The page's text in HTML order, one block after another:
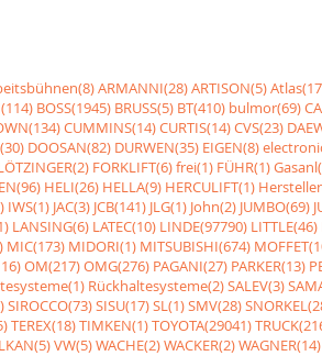
ARMANNI(28)ARTISON(5)
BOSS(1945) BRUSS(5) BT(410) bulmor(69)
CUMMINS(14)CURTIS(14)CVS(23)
DOOSAN(82) DURWEN(35) EIGEN(8)
FORKLIFT(6)frei(1) FÜHR(1)
HELI(26) HELLA(9) HERCULIFT(1)
IWS(1) JAC(3) JCB(141) JLG(1) John(2) JUMBO(69)
LANSING(6) LATEC(10) LINDE(97790) LITTLE(46)
MIC(173) MIDORI(1) MITSUBISHI(674)
OM(217)OMG(276) PAGANI(27) PARKER(13)
Rückhaltesysteme(2)SALEV(3)
SIROCCO(73)SISU(17)SL(1)SMV(28)
TEREX(18)TIMKEN(1)TOYOTA(29041)
VW(5)WACHE(2)WACKER(2)WAGNER(14)